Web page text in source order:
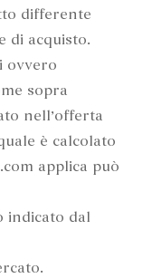
differente
di acquisto.
ovvero
sopra
nell’offerta
è calcolato
applica può
indicato dal